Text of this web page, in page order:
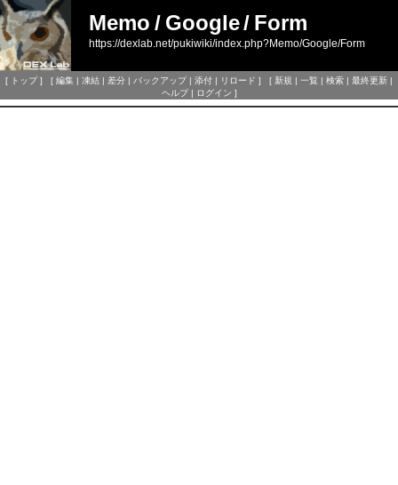
Memo / Google/ Form
https://dexlab.net/pukiwiki/index.php?Memo/Google/Form
[ トップ] [ 編集 | 凍結 | 差分 | バックアップ| 添付 | リロード ] [ 新規 | 一覧 | 検索 | 最終更新 |
ヘルプ| ログイン ]